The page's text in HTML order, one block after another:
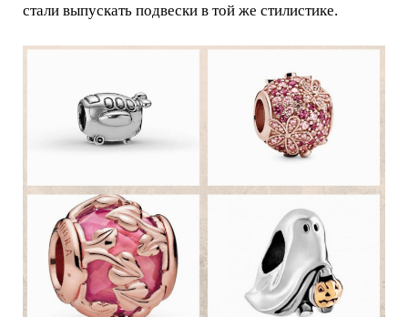
стали выпускать подвески в той же стилистике.